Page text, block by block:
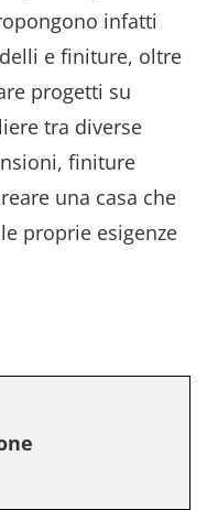
infatti
e finiture, oltre
progetti su
tra diverse
finiture
una casa che
proprie esigenze